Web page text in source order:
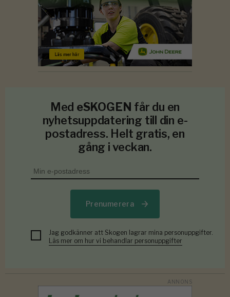
Med eSKOGEN får du en
nyhetsuppdatering till din e-
postadress. Helt gratis, en
gång i veckan.
Prenumerera
Jag godkänner att Skogen lagrar mina personuppgifter.
Läs mer om hur vi behandlar personuppgifter